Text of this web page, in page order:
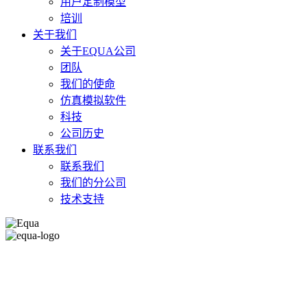
培训
关于我们
关于EQUA公司
团队
我们的使命
仿真模拟软件
科技
公司历史
联系我们
联系我们
我们的分公司
技术支持